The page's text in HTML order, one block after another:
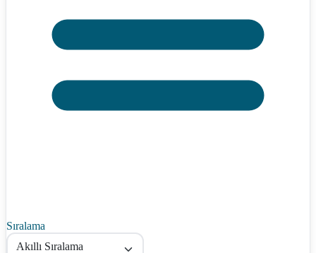
Sıralama
Akıllı Sıralama